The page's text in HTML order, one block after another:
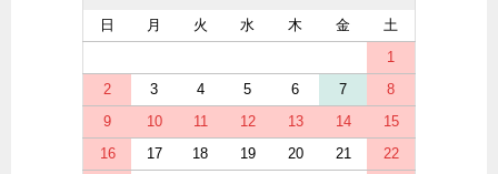
日 月 火 水 木 金
土
1
2
3 4 5 6 7
8
9
10 11 12 13 14
15
16
17 18 19 20 21
22